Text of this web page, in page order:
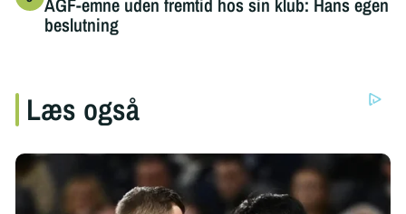
AGF-emne uden fremtid hos sin klub: Hans egen
beslutning